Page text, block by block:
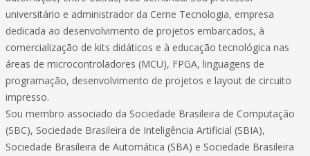
universitário e administrador da Cerne Tecnologia, empresa
dedicada ao desenvolvimento de projetos embarcados, à
comercialização de kits didáticos e à educação tecnológica nas
áreas de microcontroladores (MCU), FPGA, linguagens de
programação, desenvolvimento de projetos e layout de circuito
impresso.
Sou membro associado da Sociedade Brasileira de Computação
(SBC), Sociedade Brasileira de Inteligência Artificial (SBIA),
Sociedade Brasileira de Automática (SBA) e Sociedade Brasileira